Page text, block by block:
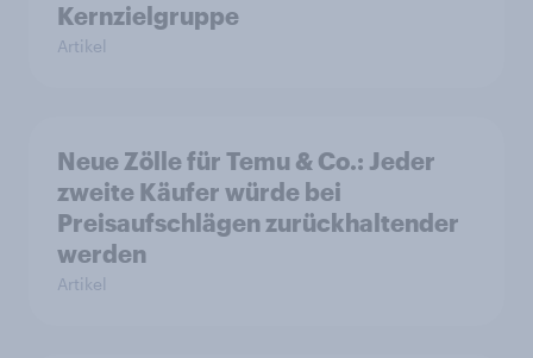
Kernzielgruppe
Artikel
Neue Zölle für Temu & Co.: Jeder
zweite Käufer würde bei
Preisaufschlägen zurückhaltender
werden
Artikel